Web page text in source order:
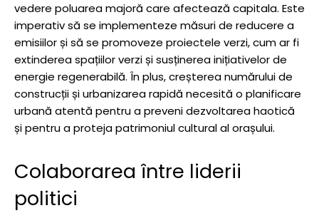
vedere poluarea majoră care afectează capitala. Este
imperativ să se implementeze măsuri de reducere a
emisiilor și să se promoveze proiectele verzi, cum ar fi
extinderea spațiilor verzi și susținerea inițiativelor de
energie regenerabilă. În plus, creșterea numărului de
construcții și urbanizarea rapidă necesită o planificare
urbană atentă pentru a preveni dezvoltarea haotică
și pentru a proteja patrimoniul cultural al orașului.
Colaborarea între liderii
politici